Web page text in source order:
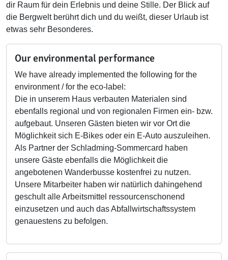
dir Raum für dein Erlebnis und deine Stille. Der Blick auf
die Bergwelt berührt dich und du weißt, dieser Urlaub ist
etwas sehr Besonderes.
Our environmental performance
We have already implemented the following for the
environment / for the eco-label:
Die in unserem Haus verbauten Materialen sind
ebenfalls regional und von regionalen Firmen ein- bzw.
aufgebaut. Unseren Gästen bieten wir vor Ort die
Möglichkeit sich E-Bikes oder ein E-Auto auszuleihen.
Als Partner der Schladming-Sommercard haben
unsere Gäste ebenfalls die Möglichkeit die
angebotenen Wanderbusse kostenfrei zu nutzen.
Unsere Mitarbeiter haben wir natürlich dahingehend
geschult alle Arbeitsmittel ressourcenschonend
einzusetzen und auch das Abfallwirtschaftssystem
genauestens zu befolgen.